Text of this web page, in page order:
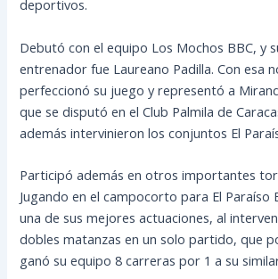
deportivos.
Debutó con el equipo Los Mochos BBC, y
entrenador fue Laureano Padilla. Con esa
perfeccionó su juego y representó a
que se disputó en el Club Palmila de
además intervinieron los conjuntos El
Participó además en otros importantes
Jugando en el campocorto para El Paraíso
una de sus mejores actuaciones, al
dobles matanzas en un solo partido, que
ganó su equipo 8 carreras por 1 a su